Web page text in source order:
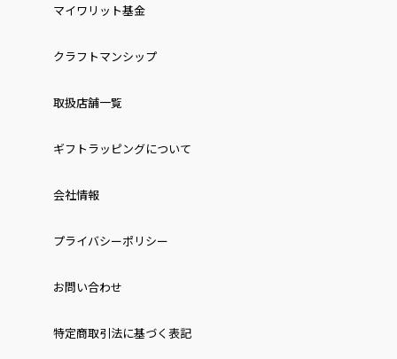
マイワリット基金
クラフトマンシップ
取扱店舗一覧
ギフトラッピングについて
会社情報
プライバシーポリシー
お問い合わせ
特定商取引法に基づく表記